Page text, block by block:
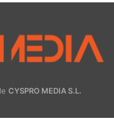
CYSPRO MEDIA S.L.